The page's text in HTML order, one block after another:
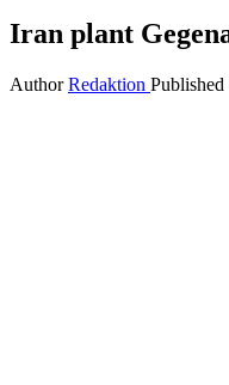
Iran plant
Author Redaktion Published